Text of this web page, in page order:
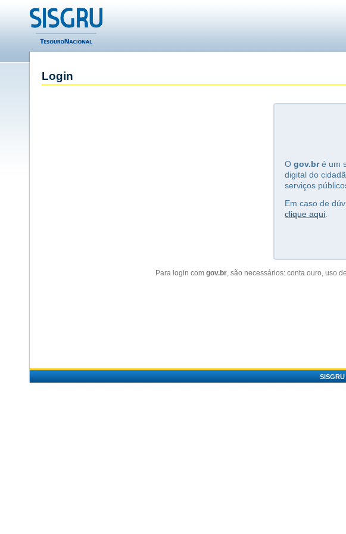
Login
Ogov.bré um
digital do
serviços
Em caso de
clique aqui
Para login comgov.br, são necessários: conta ouro, uso